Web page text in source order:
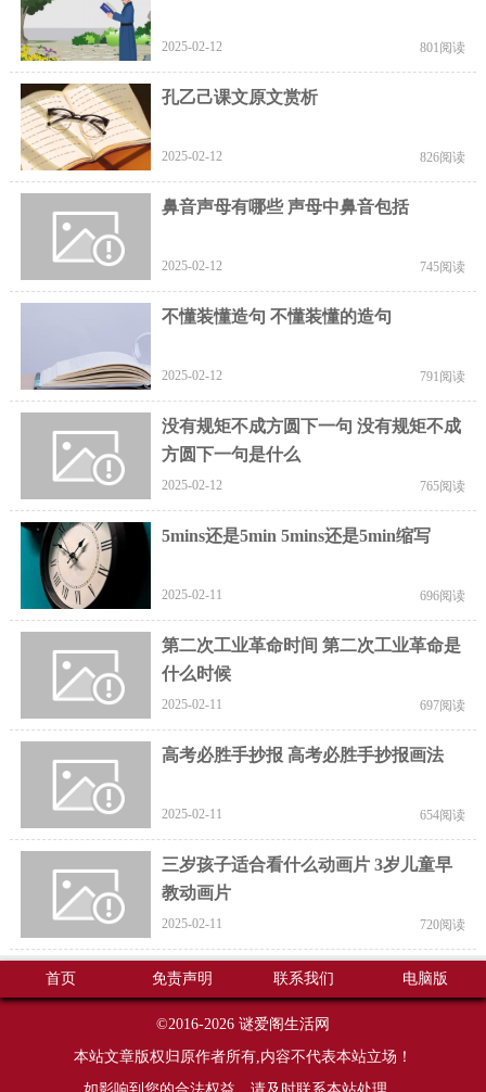
2025-02-12 801阅读
孔乙己课文原文赏析
2025-02-12 826阅读
鼻音声母有哪些 声母中鼻音包括
2025-02-12 745阅读
不懂装懂造句 不懂装懂的造句
2025-02-12 791阅读
没有规矩不成方圆下一句 没有规矩不成
方圆下一句是什么
2025-02-12 765阅读
5mins还是5min 5mins还是5min缩写
2025-02-11 696阅读
第二次工业革命时间 第二次工业革命是
什么时候
2025-02-11 697阅读
高考必胜手抄报 高考必胜手抄报画法
2025-02-11 654阅读
三岁孩子适合看什么动画片 3岁儿童早
教动画片
2025-02-11 720阅读
首页 免责声明 联系我们 电脑版
©2016-2026 谜爱阁生活网
本站文章版权归原作者所有,内容不代表本站立场！